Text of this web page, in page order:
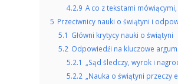
4.2.9 A co z tekstami
5 Przeciwnicy nauki o świątyni i
5.1 Główni krytycy nauki o świątyni
5.2 Odpowiedźi na kluczowe
5.2.1 „Sąd śledczy, wyrok i
5.2.2 „Nauka o świątyni przeczy